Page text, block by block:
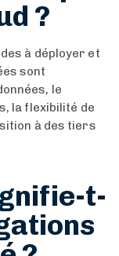
?
à déployer et
sont
le
la flexibilité de
à des tiers
t-